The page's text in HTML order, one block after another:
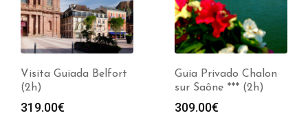
Visita Guiada Belfort
(2h)
319.00€
Guía Privado Chalon
sur Saône *** (2h)
309.00€